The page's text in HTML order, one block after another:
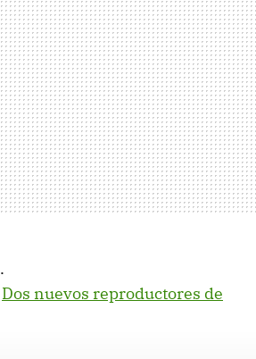
.
Dos nuevos reproductores de